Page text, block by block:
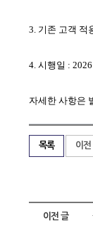
3. 기존 고객 적
4. 시행일 : 2026
자세한 사항은
목록 이전
이전 글